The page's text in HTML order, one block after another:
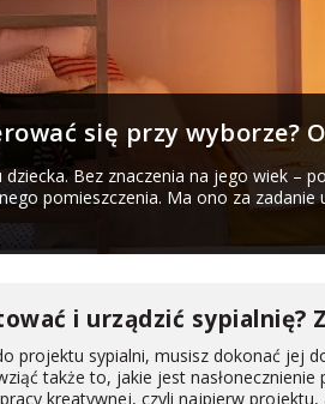
się przy wyborze?
Bez znaczenia na jego wiek –
pomieszczenia. Ma ono za zadanie
i urządzić sypialnię?
projektu sypialni, musisz dokonać jej
także to, jakie jest
kreatywnej, czyli najpierw projektu,